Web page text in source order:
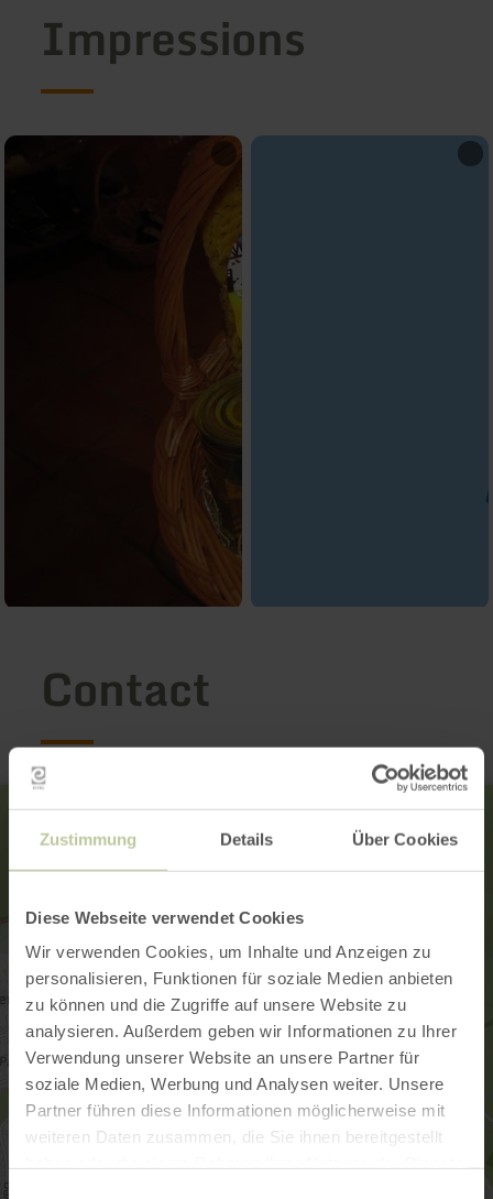
Zustimmung Details Über Cookies
Diese Webseite verwendet Cookies
Wir verwenden Cookies, um Inhalte und Anzeigen zu
personalisieren, Funktionen für soziale Medien anbieten
zu können und die Zugriffe auf unsere Website zu
analysieren. Außerdem geben wir Informationen zu Ihrer
Verwendung unserer Website an unsere Partner für
soziale Medien, Werbung und Analysen weiter. Unsere
Partner führen diese Informationen möglicherweise mit
weiteren Daten zusammen, die Sie ihnen bereitgestellt
Impressions
Contact